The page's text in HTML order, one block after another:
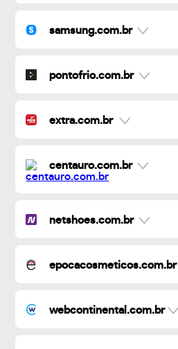
samsung.com.br
pontofrio.com.br
extra.com.br
centauro.com.br
netshoes.com.br
epocacosmeticos.com.br
webcontinental.com.br